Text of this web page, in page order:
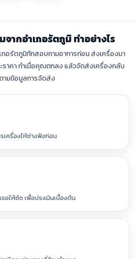
จากอำเภอรัตภูมิ ทำอย่างไร
อรัตภูมิทักสอบถามอาการก่อน ส่งเครื่องมา
าคา ทำเมื่อคุณตกลง แล้วจัดส่งเครื่องกลับ
ตามข้อมูลการจัดส่ง
เครื่องให้ช่างฟังก่อน
อให้ชัด เพื่อประเมินเบื้องต้น